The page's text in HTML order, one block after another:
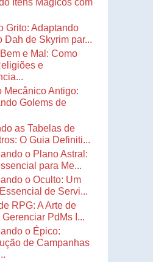
Grito: Adaptando
Dah de Skyrim par...
e Mal: Como
e
Mecânico Antigo:
Golems de
as Tabelas de
O Guia Definiti...
o Plano Astral:
para Me...
o Oculto: Um
de Servi...
RPG: A Arte de
PdMs I...
o Épico:
de Campanhas